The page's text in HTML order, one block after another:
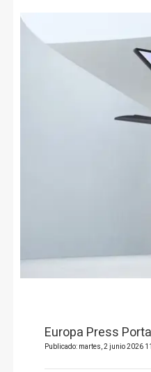
Europa Press
Publicado: martes, 2 junio 2026